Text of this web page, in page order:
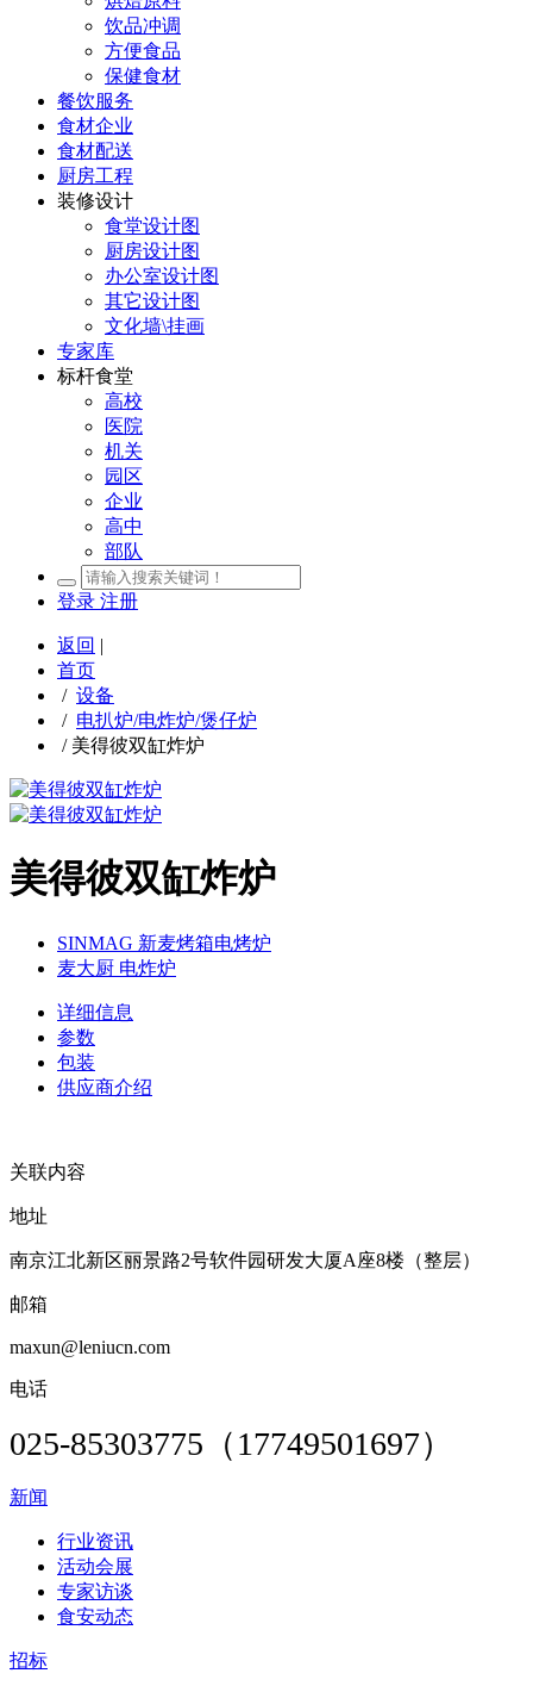
饮品冲调
方便食品
保健食材
餐饮服务
食材企业
食材配送
厨房工程
装修设计
食堂设计图
厨房设计图
办公室设计图
其它设计图
文化墙\挂画
专家库
标杆食堂
高校
医院
机关
园区
企业
高中
部队
登录 注册
返回 |
首页
/ 设备
/ 电扒炉/电炸炉/煲仔炉
/ 美得彼双缸炸炉
美得彼双缸炸炉
SINMAG 新麦烤箱电烤炉
麦大厨 电炸炉
详细信息
参数
包装
供应商介绍
关联内容
地址
南京江北新区丽景路2号软件园研发大厦A座8楼（整层）
邮箱
maxun@leniucn.com
电话
025-85303775（17749501697）
新闻
行业资讯
活动会展
专家访谈
食安动态
招标